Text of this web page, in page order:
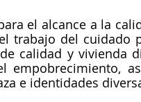
el alcance a la
trabajo del cuidado
calidad y vivienda
empobrecimiento,
e identidades